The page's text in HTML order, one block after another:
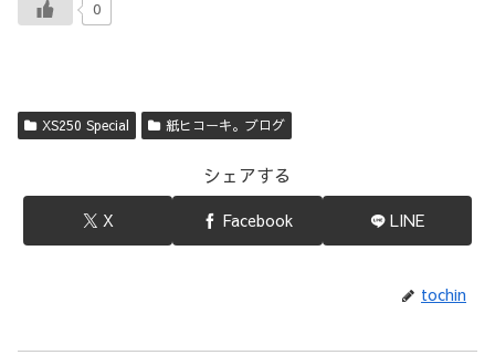
0
XS250 Special 紙ヒコーキ。ブログ
シェアする
X Facebook LINE
tochin